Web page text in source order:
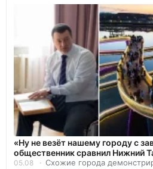
«Ну не везёт нашему городу с
общественник сравнил Нижний
05.08
Схожие города